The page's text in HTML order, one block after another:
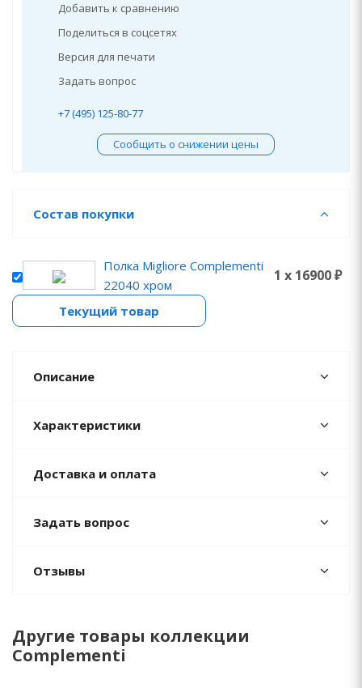
Добавить к сравнению
Поделиться в соцсетях
Версия для печати
Задать вопрос
+7 (495) 125-80-77
Сообщить о снижении цены
Состав покупки
Полка Migliore Complementi
22040 хром
1 x 16900 ₽
Текущий товар
Описание
Характеристики
Доставка и оплата
Задать вопрос
Отзывы
Другие товары коллекции
Complementi